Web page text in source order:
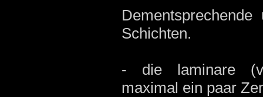
Schichten.
- die laminare
maximal ein paar